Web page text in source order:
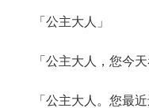
「公主大人」
「公主大人，您今天
「公主大人。您最近